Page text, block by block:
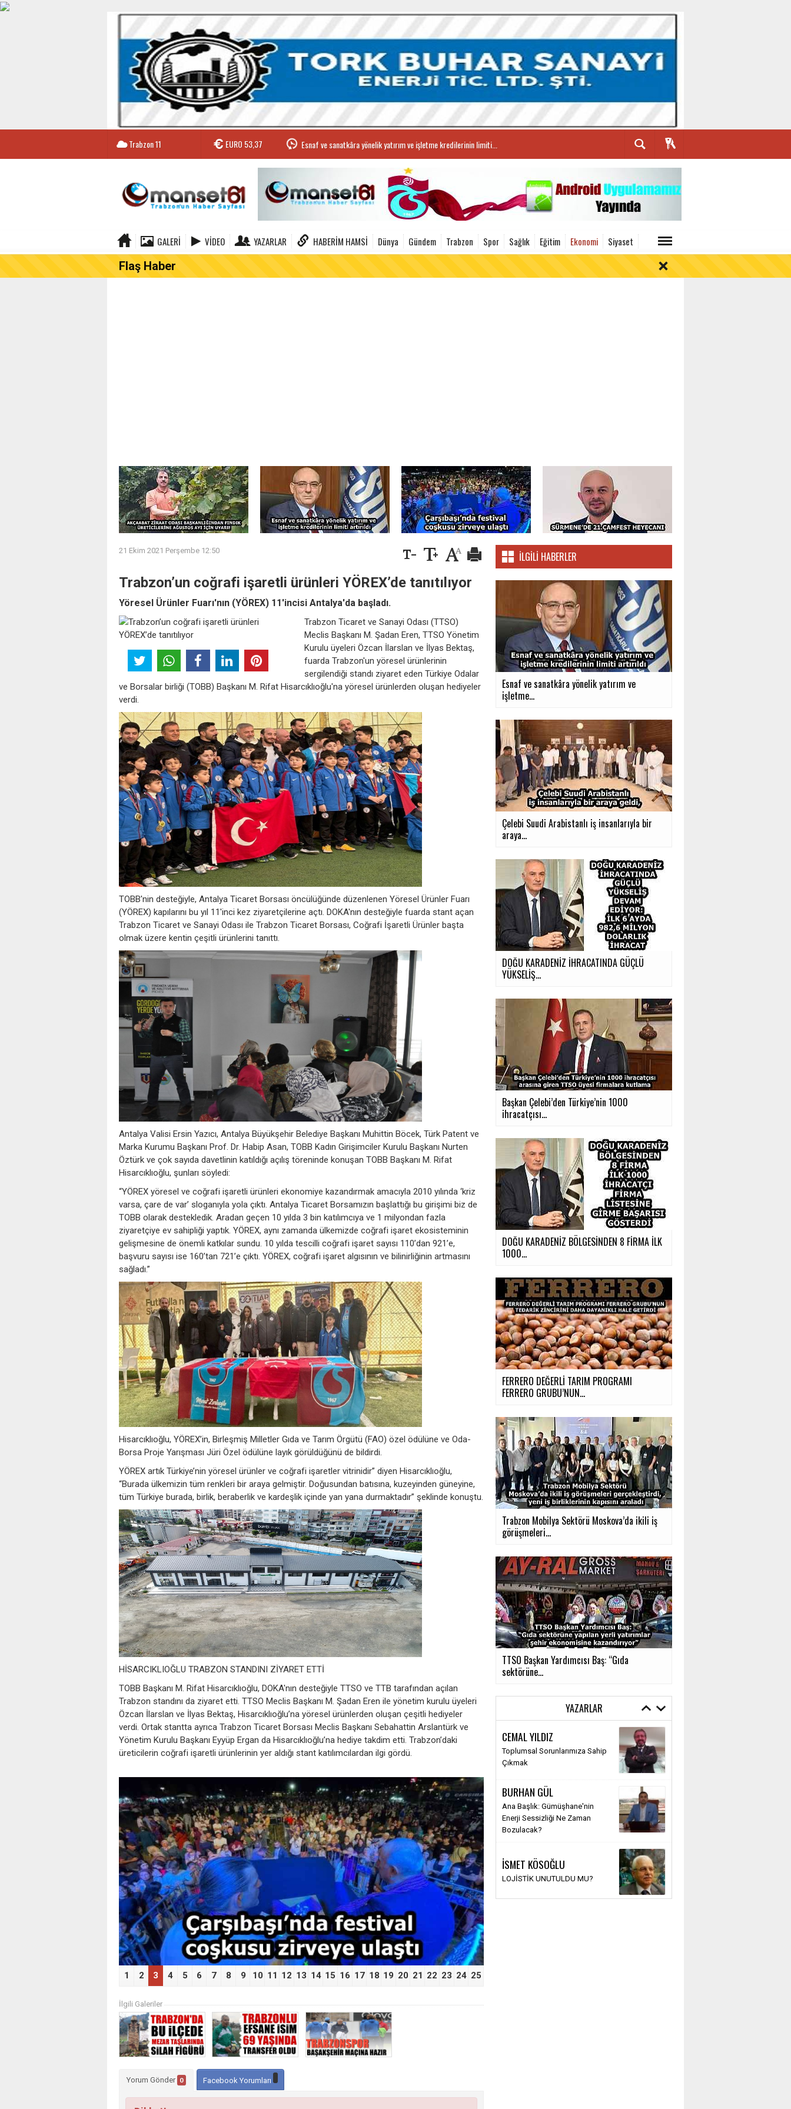
Trabzon11 EURO53,37 Esnaf ve sanatkâra yönelik yatırım ve işletme kredilerinin limiti...
GALERI VIDEO YAZARLAR HABERIM HAMSI Dünya Gündem Trabzon Spor Sağlık Eğitim Ekonomi Siyaset
Flaş Haber
21 Ekim 2021 Perşembe 12:50
Trabzon’un coğrafi işaretli ürünleri YÖREX’de tanıtılıyor
Yöresel Ürünler Fuarı'nın (YÖREX) 11'incisi Antalya'da başladı.
Trabzon Ticaret ve Sanayi Odası (TTSO)
Meclis Başkanı M. Şadan Eren, TTSO Yönetim
Kurulu üyeleri Özcan İlarslan ve İlyas Bektaş,
fuarda Trabzon'un yöresel ürünlerinin
sergilendiği standı ziyaret eden Türkiye Odalar
ve Borsalar birliği (TOBB) Başkanı M. Rifat Hisarcıklıoğlu'na yöresel ürünlerden oluşan hediyeler
verdi.
TOBB'nin desteğiyle, Antalya Ticaret Borsası öncülüğünde düzenlenen Yöresel Ürünler Fuarı
(YÖREX) kapılarını bu yıl 11'inci kez ziyaretçilerine açtı. DOKA'nın desteğiyle fuarda stant açan
Trabzon Ticaret ve Sanayi Odası ile Trabzon Ticaret Borsası, Coğrafi İşaretli Ürünler başta
olmak üzere kentin çeşitli ürünlerini tanıttı.
Antalya Valisi Ersin Yazıcı, Antalya Büyükşehir Belediye Başkanı Muhittin Böcek, Türk Patent ve
Marka Kurumu Başkanı Prof. Dr. Habip Asan, TOBB Kadın Girişimciler Kurulu Başkanı Nurten
Öztürk ve çok sayıda davetlinin katıldığı açılış töreninde konuşan TOBB Başkanı M. Rifat
Hisarcıklıoğlu, şunları söyledi:
“YÖREX yöresel ve coğrafi işaretli ürünleri ekonomiye kazandırmak amacıyla 2010 yılında ‘kriz
varsa, çare de var’ sloganıyla yola çıktı. Antalya Ticaret Borsamızın başlattığı bu girişimi biz de
TOBB olarak destekledik. Aradan geçen 10 yılda 3 bin katılımcıya ve 1 milyondan fazla
ziyaretçiye ev sahipliği yaptık. YÖREX, aynı zamanda ülkemizde coğrafi işaret ekosisteminin
gelişmesine de önemli katkılar sundu. 10 yılda tescilli coğrafi işaret sayısı 110’dan 921’e,
başvuru sayısı ise 160’tan 721’e çıktı. YÖREX, coğrafi işaret algısının ve bilinirliğinin artmasını
sağladı.”
Hisarcıklıoğlu, YÖREX’in, Birleşmiş Milletler Gıda ve Tarım Örgütü (FAO) özel ödülüne ve Oda-
Borsa Proje Yarışması Jüri Özel ödülüne layık görüldüğünü de bildirdi.
YÖREX artık Türkiye’nin yöresel ürünler ve coğrafi işaretler vitrinidir” diyen Hisarcıklıoğlu,
“Burada ülkemizin tüm renkleri bir araya gelmiştir. Doğusundan batısına, kuzeyinden güneyine,
tüm Türkiye burada, birlik, beraberlik ve kardeşlik içinde yan yana durmaktadır” şeklinde konuştu.
HİSARCIKLIOĞLU TRABZON STANDINI ZİYARET ETTİ
TOBB Başkanı M. Rifat Hisarcıklıoğlu, DOKA'nın desteğiyle TTSO ve TTB tarafından açılan
Trabzon standını da ziyaret etti. TTSO Meclis Başkanı M. Şadan Eren ile yönetim kurulu üyeleri
Özcan İlarslan ve İlyas Bektaş, Hisarcıklıoğlu’na yöresel ürünlerden oluşan çeşitli hediyeler
verdi. Ortak stantta ayrıca Trabzon Ticaret Borsası Meclis Başkanı Sebahattin Arslantürk ve
Yönetim Kurulu Başkanı Eyyüp Ergan da Hisarcıklıoğlu’na hediye takdim etti. Trabzon’daki
üreticilerin coğrafi işaretli ürünlerinin yer aldığı stant katılımcılardan ilgi gördü.
1 2 3 4 5 6 7 8 9 10 11 12 13 14 15 16 17 18 19 20 21 22 23 24 25
İlgili Galeriler
Yorum Gönder 0 Facebook Yorumları
İLGILI HABERLER
Esnaf ve sanatkâra yönelik yatırım ve
işletme...
Çelebi Suudi Arabistanlı iş insanlarıyla bir
araya...
DOĞU KARADENİZ İHRACATINDA GÜÇLÜ
YÜKSELİŞ...
Başkan Çelebi’den Türkiye’nin 1000
ihracatçısı...
DOĞU KARADENİZ BÖLGESİNDEN 8 FİRMA İLK
1000...
FERRERO DEĞERLİ TARIM PROGRAMI
FERRERO GRUBU’NUN...
Trabzon Mobilya Sektörü Moskova’da ikili iş
görüşmeleri...
TTSO Başkan Yardımcısı Baş: “Gıda
sektörüne...
YAZARLAR
CEMAL YILDIZ
Toplumsal Sorunlarımıza Sahip
Çıkmak
BURHAN GÜL
Ana Başlık: Gümüşhane'nin
Enerji Sessizliği Ne Zaman
Bozulacak?
İSMET KÖSOĞLU
LOJİSTİK UNUTULDU MU?